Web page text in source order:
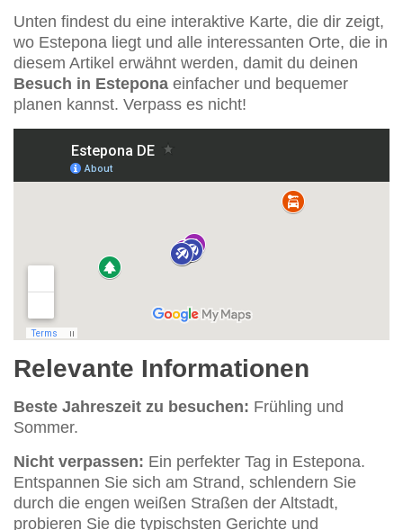
Unten findest du eine interaktive Karte, die dir zeigt,
wo Estepona liegt und alle interessanten Orte, die in
diesem Artikel erwähnt werden, damit du deinen
Besuch in Estepona einfacher und bequemer
planen kannst. Verpass es nicht!
Relevante Informationen
Beste Jahreszeit zu besuchen: Frühling und
Sommer.
Nicht verpassen: Ein perfekter Tag in Estepona.
Entspannen Sie sich am Strand, schlendern Sie
durch die engen weißen Straßen der Altstadt,
probieren Sie die typischsten Gerichte und